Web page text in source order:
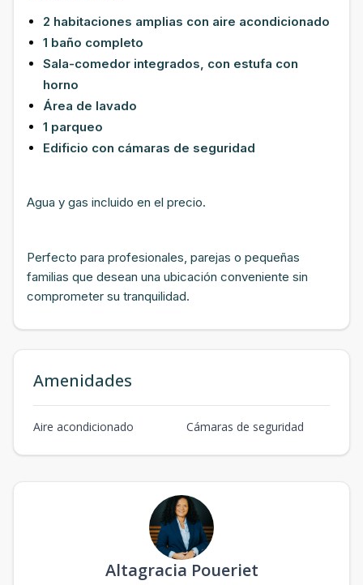
2 habitaciones amplias con aire acondicionado
1 baño completo
Sala-comedor integrados, con estufa con
horno
Área de lavado
1 parqueo
Edificio con cámaras de seguridad
Agua y gas incluido en el precio.
Perfecto para profesionales, parejas o pequeñas
familias que desean una ubicación conveniente sin
comprometer su tranquilidad.
Amenidades
Aire acondicionado Cámaras de seguridad
Altagracia Poueriet